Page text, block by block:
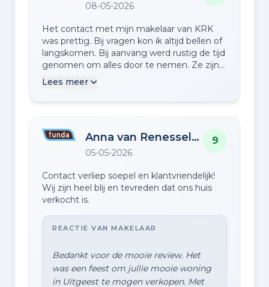
08-05-2026
Het contact met mijn makelaar van KRK
was prettig. Bij vragen kon ik altijd bellen of
langskomen. Bij aanvang werd rustig de tijd
genomen om alles door te nemen. Ze zijn
erg flexibel!
Lees meer
Anna van Renesselaan 74
05-05-2026
9
Contact verliep soepel en klantvriendelijk!
Wij zijn heel blij en tevreden dat ons huis
verkocht is.
REACTIE VAN MAKELAAR
Bedankt voor de mooie review. Het
was een feest om jullie mooie woning
in Uitgeest te mogen verkopen. Met